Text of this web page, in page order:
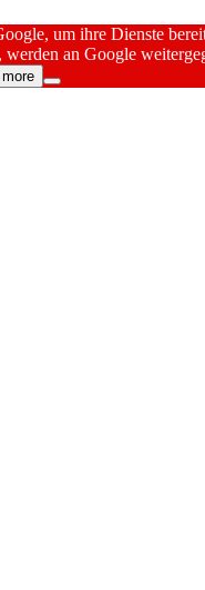
um ihre Dienste
an Google
more